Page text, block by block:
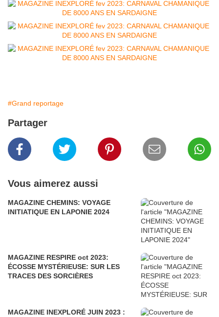
#Grand reportage
Partager
Vous aimerez aussi
MAGAZINE CHEMINS: VOYAGE
INITIATIQUE EN LAPONIE 2024
MAGAZINE RESPIRE oct 2023:
ÉCOSSE MYSTÉRIEUSE: SUR LES
TRACES DES SORCIÈRES
MAGAZINE INEXPLORÉ JUIN 2023 :